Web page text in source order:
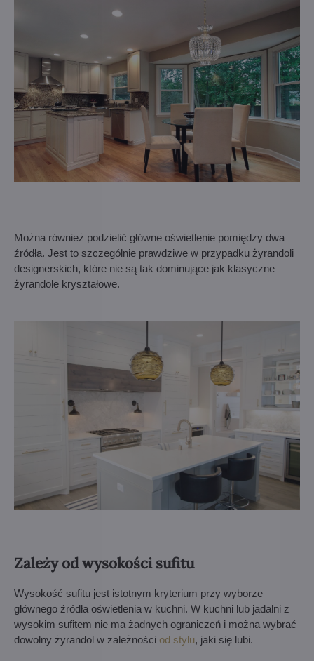
Można również podzielić główne oświetlenie pomiędzy dwa
źródła. Jest to szczególnie prawdziwe w przypadku żyrandoli
designerskich, które nie są tak dominujące jak klasyczne
żyrandole kryształowe.
Zależy od wysokości sufitu
Wysokość sufitu jest istotnym kryterium przy wyborze
głównego źródła oświetlenia w kuchni. W kuchni lub jadalni z
wysokim sufitem nie ma żadnych ograniczeń i można wybrać
dowolny żyrandol w zależności od stylu, jaki się lubi.